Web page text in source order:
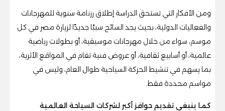
ومن الأفكار التي تستحق الدراسة إطلاق رزنامة سنوية للمهرجانات
والفعاليات الدولية، بحيث يجد السائح سببًا جديدًا لزيارة مصر في كل
موسم، سواء من خلال مهرجانات موسيقية، أو بطولات رياضية
عالمية، أو أسابيع ثقافية، أو عروض فنية تقام في المواقع الأثرية،
بما يسهم في تنشيط الحركة السياحية طوال العام، وليس في
مواسم محددة فقط.
كما ينبغي تقديم حوافز أكبر لشركات السياحة العالمية